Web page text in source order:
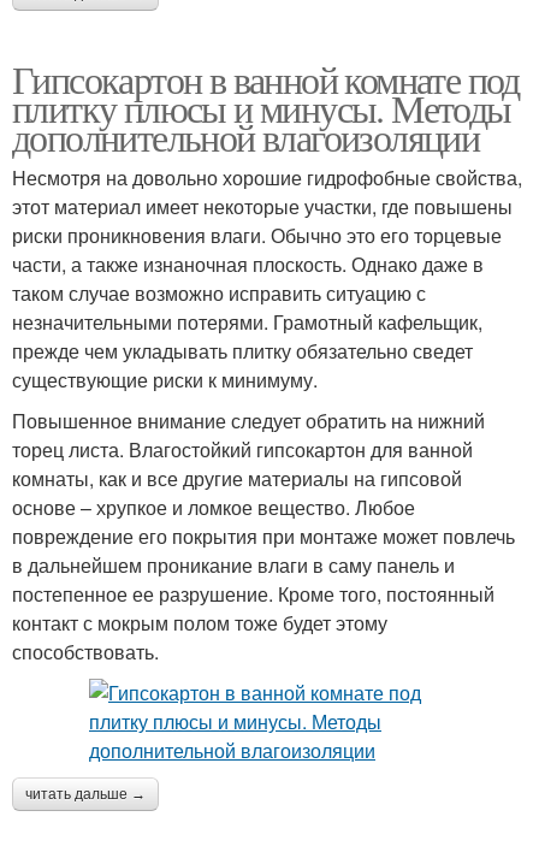
Гипсокартон в ванной комнате под
плитку плюсы и минусы. Методы
дополнительной влагоизоляции
Несмотря на довольно хорошие гидрофобные свойства,
этот материал имеет некоторые участки, где повышены
риски проникновения влаги. Обычно это его торцевые
части, а также изнаночная плоскость. Однако даже в
таком случае возможно исправить ситуацию с
незначительными потерями. Грамотный кафельщик,
прежде чем укладывать плитку обязательно сведет
существующие риски к минимуму.
Повышенное внимание следует обратить на нижний
торец листа. Влагостойкий гипсокартон для ванной
комнаты, как и все другие материалы на гипсовой
основе – хрупкое и ломкое вещество. Любое
повреждение его покрытия при монтаже может повлечь
в дальнейшем проникание влаги в саму панель и
постепенное ее разрушение. Кроме того, постоянный
контакт с мокрым полом тоже будет этому
способствовать.
читать дальше →